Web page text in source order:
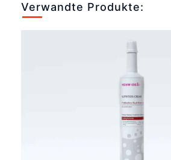
Verwandte Produkte: